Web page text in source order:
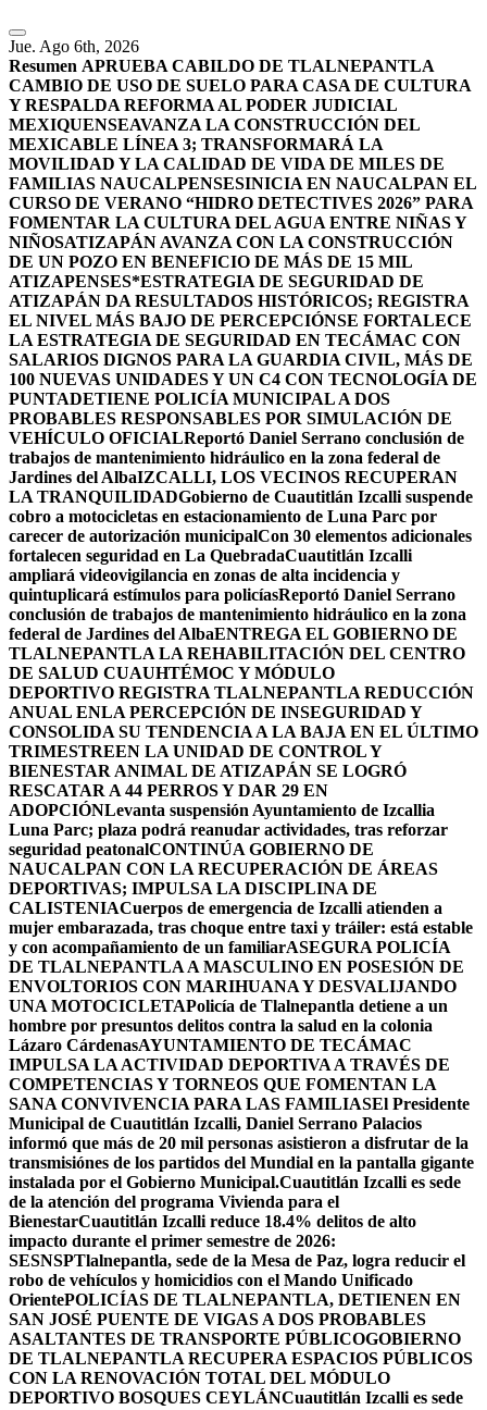
Jue. Ago 6th, 2026
Resumen APRUEBA CABILDO DE TLALNEPANTLA
CAMBIO DE USO DE SUELO PARA CASA DE CULTURA
Y RESPALDA REFORMA AL PODER JUDICIAL
MEXIQUENSEAVANZA LA CONSTRUCCIÓN DEL
MEXICABLE LÍNEA 3; TRANSFORMARÁ LA
MOVILIDAD Y LA CALIDAD DE VIDA DE MILES DE
FAMILIAS NAUCALPENSESINICIA EN NAUCALPAN EL
CURSO DE VERANO “HIDRO DETECTIVES 2026” PARA
FOMENTAR LA CULTURA DEL AGUA ENTRE NIÑAS Y
NIÑOSATIZAPÁN AVANZA CON LA CONSTRUCCIÓN
DE UN POZO EN BENEFICIO DE MÁS DE 15 MIL
ATIZAPENSES*ESTRATEGIA DE SEGURIDAD DE
ATIZAPÁN DA RESULTADOS HISTÓRICOS; REGISTRA
EL NIVEL MÁS BAJO DE PERCEPCIÓNSE FORTALECE
LA ESTRATEGIA DE SEGURIDAD EN TECÁMAC CON
SALARIOS DIGNOS PARA LA GUARDIA CIVIL, MÁS DE
100 NUEVAS UNIDADES Y UN C4 CON TECNOLOGÍA DE
PUNTADETIENE POLICÍA MUNICIPAL A DOS
PROBABLES RESPONSABLES POR SIMULACIÓN DE
VEHÍCULO OFICIALReportó Daniel Serrano conclusión de
trabajos de mantenimiento hidráulico en la zona federal de
Jardines del AlbaIZCALLI, LOS VECINOS RECUPERAN
LA TRANQUILIDADGobierno de Cuautitlán Izcalli suspende
cobro a motocicletas en estacionamiento de Luna Parc por
carecer de autorización municipalCon 30 elementos adicionales
fortalecen seguridad en La QuebradaCuautitlán Izcalli
ampliará videovigilancia en zonas de alta incidencia y
quintuplicará estímulos para policíasReportó Daniel Serrano
conclusión de trabajos de mantenimiento hidráulico en la zona
federal de Jardines del AlbaENTREGA EL GOBIERNO DE
TLALNEPANTLA LA REHABILITACIÓN DEL CENTRO
DE SALUD CUAUHTÉMOC Y MÓDULO
DEPORTIVO REGISTRA TLALNEPANTLA REDUCCIÓN
ANUAL ENLA PERCEPCIÓN DE INSEGURIDAD Y
CONSOLIDA SU TENDENCIA A LA BAJA EN EL ÚLTIMO
TRIMESTREEN LA UNIDAD DE CONTROL Y
BIENESTAR ANIMAL DE ATIZAPÁN SE LOGRÓ
RESCATAR A 44 PERROS Y DAR 29 EN
ADOPCIÓNLevanta suspensión Ayuntamiento de Izcallia
Luna Parc; plaza podrá reanudar actividades, tras reforzar
seguridad peatonalCONTINÚA GOBIERNO DE
NAUCALPAN CON LA RECUPERACIÓN DE ÁREAS
DEPORTIVAS; IMPULSA LA DISCIPLINA DE
CALISTENIACuerpos de emergencia de Izcalli atienden a
mujer embarazada, tras choque entre taxi y tráiler: está estable
y con acompañamiento de un familiarASEGURA POLICÍA
DE TLALNEPANTLA A MASCULINO EN POSESIÓN DE
ENVOLTORIOS CON MARIHUANA Y DESVALIJANDO
UNA MOTOCICLETAPolicía de Tlalnepantla detiene a un
hombre por presuntos delitos contra la salud en la colonia
Lázaro CárdenasAYUNTAMIENTO DE TECÁMAC
IMPULSA LA ACTIVIDAD DEPORTIVA A TRAVÉS DE
COMPETENCIAS Y TORNEOS QUE FOMENTAN LA
SANA CONVIVENCIA PARA LAS FAMILIASEl Presidente
Municipal de Cuautitlán Izcalli, Daniel Serrano Palacios
informó que más de 20 mil personas asistieron a disfrutar de la
transmisiónes de los partidos del Mundial en la pantalla gigante
instalada por el Gobierno Municipal.Cuautitlán Izcalli es sede
de la atención del programa Vivienda para el
BienestarCuautitlán Izcalli reduce 18.4% delitos de alto
impacto durante el primer semestre de 2026:
SESNSPTlalnepantla, sede de la Mesa de Paz, logra reducir el
robo de vehículos y homicidios con el Mando Unificado
OrientePOLICÍAS DE TLALNEPANTLA, ​DETIENEN EN
SAN JOSÉ PUENTE DE VIGAS A DOS PROBABLES
ASALTANTES DE TRANSPORTE PÚBLICOGOBIERNO
DE TLALNEPANTLA RECUPERA ESPACIOS PÚBLICOS
CON LA RENOVACIÓN TOTAL DEL MÓDULO
DEPORTIVO BOSQUES CEYLÁNCuautitlán Izcalli es sede